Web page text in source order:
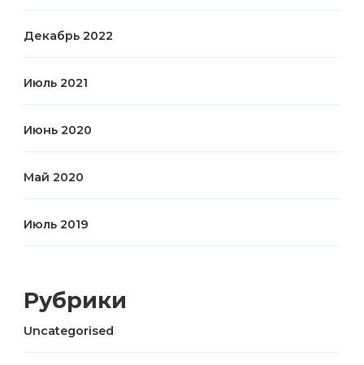
Декабрь 2022
Июль 2021
Июнь 2020
Май 2020
Июль 2019
Рубрики
Uncategorised